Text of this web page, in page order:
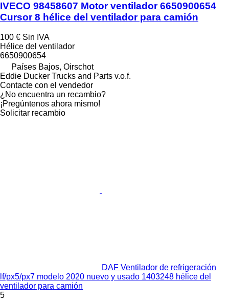
IVECO 98458607 Motor ventilador 6650900654
Cursor 8 hélice del ventilador para camión
100 € Sin IVA
Hélice del ventilador
6650900654
Países Bajos, Oirschot
Eddie Ducker Trucks and Parts v.o.f.
Contacte con el vendedor
¿No encuentra un recambio?
¡Pregúntenos ahora mismo!
Solicitar recambio
DAF Ventilador de refrigeración
lf/px5/px7 modelo 2020 nuevo y usado 1403248 hélice del
ventilador para camión
5